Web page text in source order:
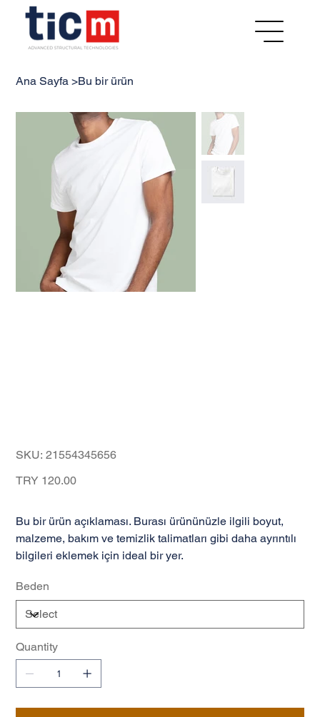
Ana Sayfa >Bu bir ürün
SKU: SKU
21554345656
21554345656
Price
TRY 120.00
Bu bir ürün açıklaması. Burası ürününüzle ilgili boyut,
malzeme, bakım ve temizlik talimatları gibi daha ayrıntılı
bilgileri eklemek için ideal bir yer.
Beden
Quantity